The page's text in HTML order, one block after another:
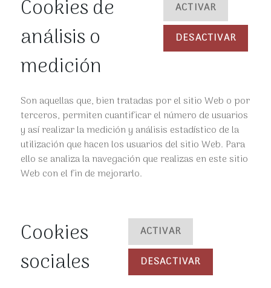
Cookies de
análisis o
medición
ACTIVAR
DESACTIVAR
Son aquellas que, bien tratadas por el sitio Web o por
terceros, permiten cuantificar el número de usuarios
y así realizar la medición y análisis estadístico de la
utilización que hacen los usuarios del sitio Web. Para
ello se analiza la navegación que realizas en este sitio
Web con el fin de mejorarlo.
Cookies
sociales
ACTIVAR
DESACTIVAR